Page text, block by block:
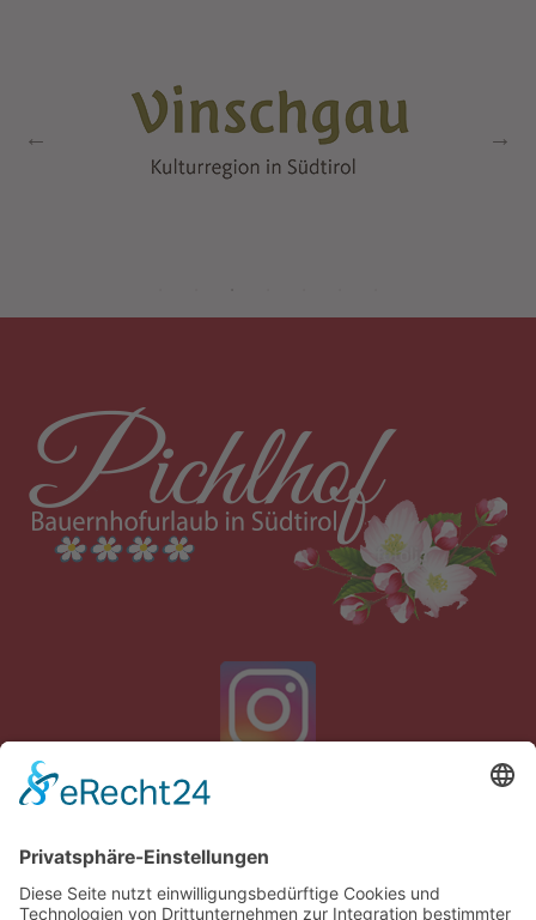
Pichlhof
Schloßstrasse 23 I-39021 Goldrain
Tel.0039 340 841 8621 ∎ info@pichlhof.com